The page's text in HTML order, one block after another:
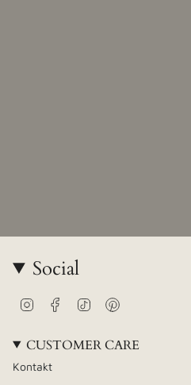
Social
InstagramFacebook
TikTok
CUSTOMER CARE
Kontakt